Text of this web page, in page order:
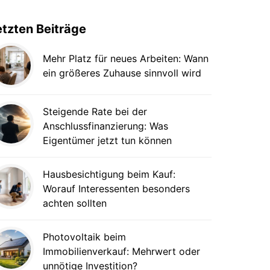
Beiträge
Mehr Platz für neues Arbeiten: Wann
ein größeres Zuhause sinnvoll wird
Steigende Rate bei der
Anschlussfinanzierung: Was
Eigentümer jetzt tun können
Hausbesichtigung beim Kauf:
Worauf Interessenten besonders
achten sollten
Photovoltaik beim
Immobilienverkauf: Mehrwert oder
unnötige Investition?